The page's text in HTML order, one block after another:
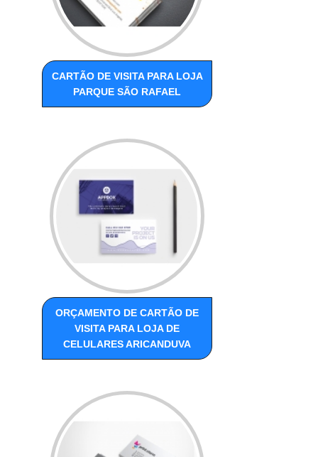
CARTÃO DE VISITA PARA LOJA
PARQUE SÃO RAFAEL
ORÇAMENTO DE CARTÃO DE
VISITA PARA LOJA DE
CELULARES ARICANDUVA